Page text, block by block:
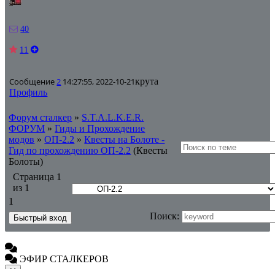
40
11
Сообщение2 14:27:55, 2022-10-21крута
Профиль
Форум сталкер » S.T.A.L.K.E.R.
ФОРУМ » Гиды и Прохождение
модов » ОП-2.2 » Квесты на Болоте -
Гид по прохождению ОП-2.2 (Квесты
Болоты)
Страница 1
из 1
1
Поиск:
ЭФИР СТАЛКЕРОВ